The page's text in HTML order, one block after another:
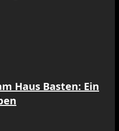
Haus Basten: Ein